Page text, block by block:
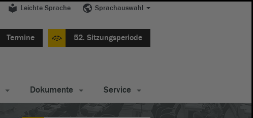
Leichte Sprache Sprachauswahl
Termine 52. Sitzungsperiode
Dokumente Service